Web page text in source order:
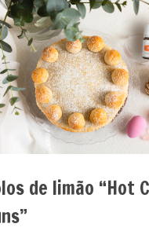
de limão “Hot